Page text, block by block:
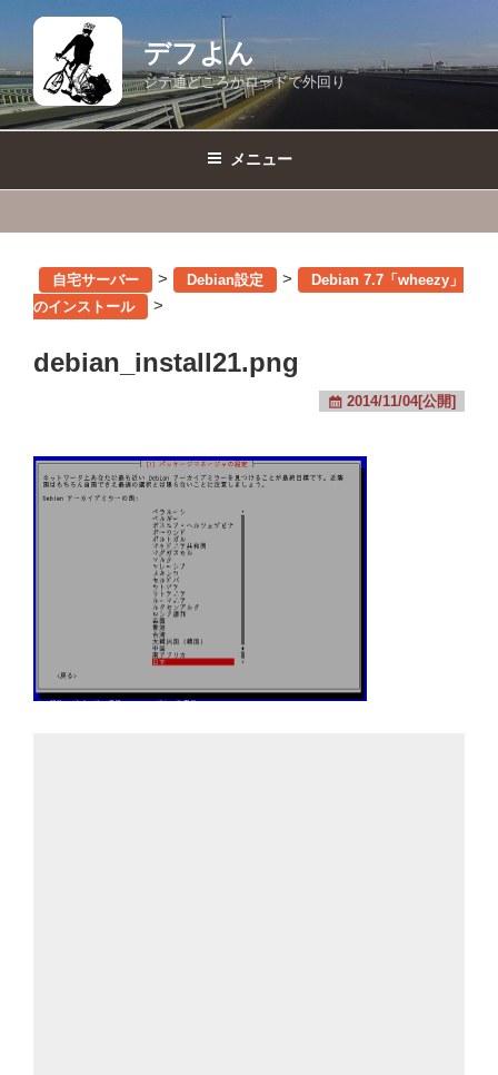
テ
ン
ツ
デフよん
ジテ通どころかロードで外回り
メニュー
自宅サーバー > Debian設定 >
Debian 7.7「wheezy」
のインストール
>
debian_install21.png
2014/11/04[公開]